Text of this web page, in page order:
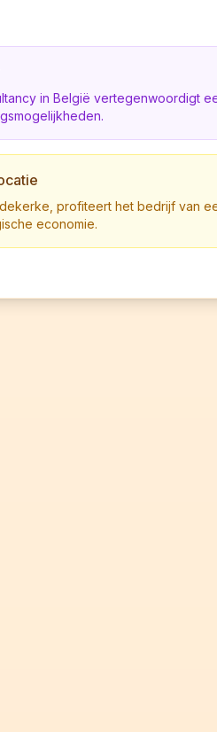
in België vertegenwoordigt
profiteert het bedrijf van
economie.